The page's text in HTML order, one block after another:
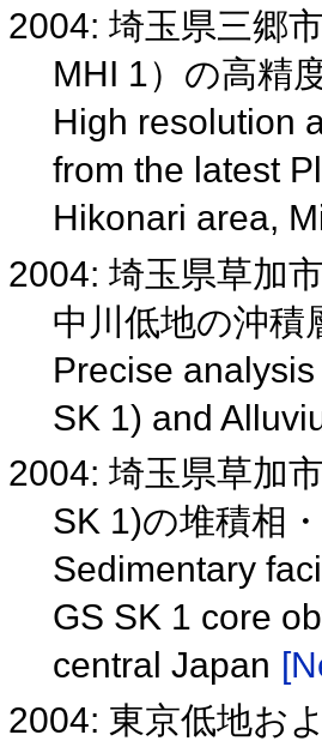
2004: 埼玉県三郷
MHI 1）の高精
High resolution
from the latest
Hikonari area,
2004: 埼玉県草加
中川低地の沖積
Precise
SK 1) and
2004: 埼玉県草加
SK 1)の堆積相
Sedimentary
GS SK 1 core
central Japan
2004: 東京低地お